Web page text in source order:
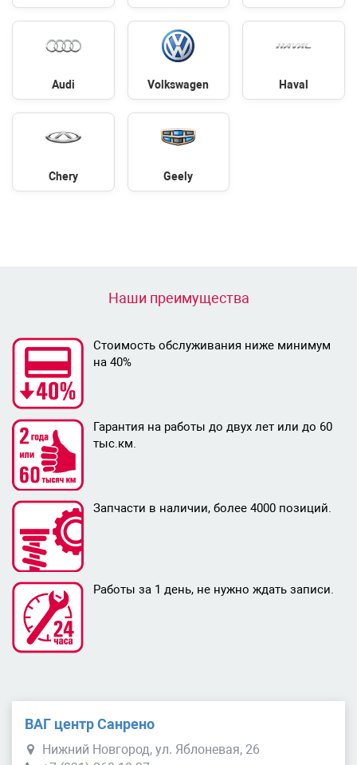
Audi Volkswagen Haval
Chery Geely
Наши преимущества
Стоимость обслуживания ниже минимум
на 40%
Гарантия на работы до двух лет или до 60
тыс.км.
Запчасти в наличии, более 4000 позиций.
Работы за 1 день, не нужно ждать записи.
ВАГ центр Санрено
Нижний Новгород, ул. Яблоневая, 26